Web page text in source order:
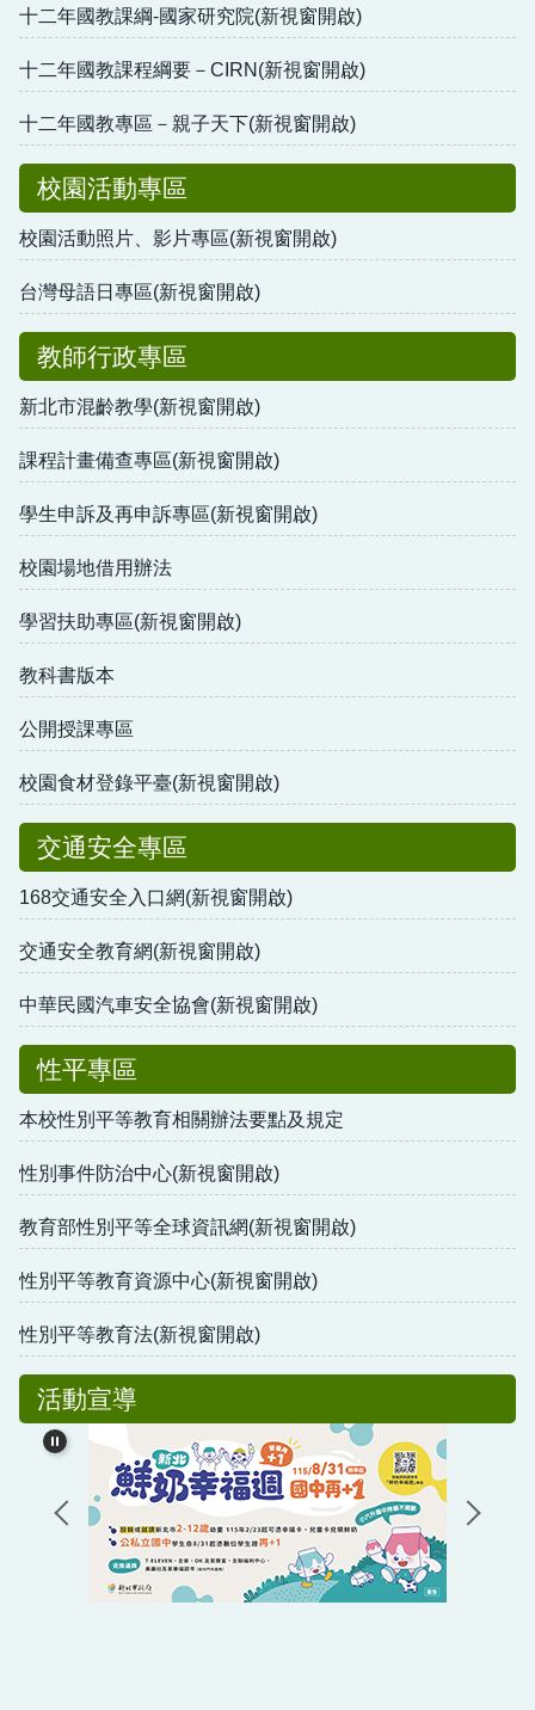
十二年國教課綱-國家研究院(新視窗開啟)
十二年國教課程綱要－CIRN(新視窗開啟)
十二年國教專區－親子天下(新視窗開啟)
校園活動專區
校園活動照片、影片專區(新視窗開啟)
台灣母語日專區(新視窗開啟)
教師行政專區
新北市混齡教學(新視窗開啟)
課程計畫備查專區(新視窗開啟)
學生申訴及再申訴專區(新視窗開啟)
校園場地借用辦法
學習扶助專區(新視窗開啟)
教科書版本
公開授課專區
校園食材登錄平臺(新視窗開啟)
交通安全專區
168交通安全入口網(新視窗開啟)
交通安全教育網(新視窗開啟)
中華民國汽車安全協會(新視窗開啟)
性平專區
本校性別平等教育相關辦法要點及規定
性別事件防治中心(新視窗開啟)
教育部性別平等全球資訊網(新視窗開啟)
性別平等教育資源中心(新視窗開啟)
性別平等教育法(新視窗開啟)
活動宣導